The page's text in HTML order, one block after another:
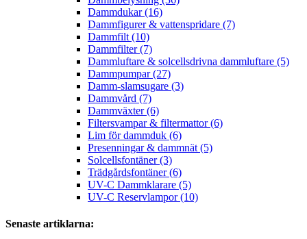
Dammdukar (16)
Dammfigurer & vattenspridare (7)
Dammfilt (10)
Dammfilter (7)
Dammluftare & solcellsdrivna dammluftare (5)
Dammpumpar (27)
Damm-slamsugare (3)
Dammvård (7)
Dammväxter (6)
Filtersvampar & filtermattor (6)
Lim för dammduk (6)
Presenningar & dammnät (5)
Solcellsfontäner (3)
Trädgårdsfontäner (6)
UV-C Dammklarare (5)
UV-C Reservlampor (10)
Senaste artiklarna: